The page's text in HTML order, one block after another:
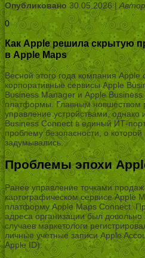
Опубликовано30.05.2026 |
0
Как Apple решила скрытую
в Apple Maps
Весной этого года компания Apple
корпоративные сервисы Apple
Business Manager и Apple
платформы. Главным новшеством
управление устройствами, однако
Business Connect в единый ИТ-
проблему безопасности, о
задумывались.
Проблемы эпохи
Ранее управление точками
картографическом сервисе Apple
платформу Apple Maps Connect.
адреса организации был
случаев маркетологи
личные учетные записи Apple
Apple ID).